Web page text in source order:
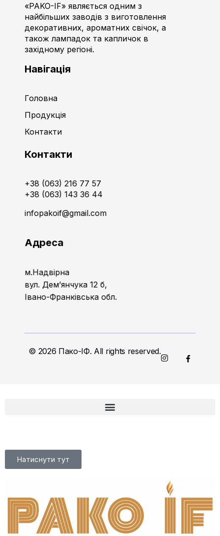
«PAKO-IF» являється одним з
найбільших заводів з виготовлення
декоративних, ароматних свічок, а
також лампадок та капличок в
західному регіоні.
Навігація
Головна
Продукція
Контакти
Контакти
+38 (063) 216 77 57
+38 (063) 143 36 44
infopakoif@gmail.com
Адреса
м.Надвірна
вул. Дем’янчука 12 б,
Івано-Франківська обл.
© 2026 Пако-ІФ. All rights reserved.
Натиснути тут